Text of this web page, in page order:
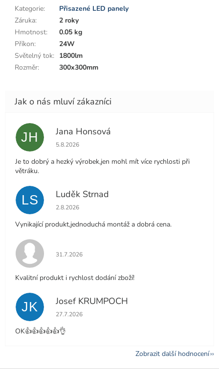
Kategorie:
Přisazené LED panely
Záruka:
2 roky
Hmotnost:
0.05 kg
Příkon:
24W
Světelný tok: 1800lm
Rozměr: 300x300mm
JH Jana Honsová
Hodnocení obchodu je 5 z 5 hvězdiček.
5.8.2026
Je to dobrý a hezký výrobek,jen mohl mít více rychlosti při
větráku.
LS Luděk Strnad
Hodnocení obchodu je 5 z 5 hvězdiček.
2.8.2026
Vynikající produkt,jednoduchá montáž a dobrá cena.
Hodnocení obchodu je 5 z 5 hvězdiček.
31.7.2026
Kvalitní produkt i rychlost dodání zboží!
JK Josef KRUMPOCH
Hodnocení obchodu je 5 z 5 hvězdiček.
27.7.2026
OK👍👍👍👍👍👌
Zobrazit další hodnocení
Z